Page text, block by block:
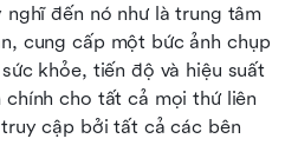
nghĩ đến nó như là trung tâm
cung cấp một bức ảnh chụp
khỏe, tiến độ và hiệu suất
cho tất cả mọi thứ liên
cập bởi tất cả các bên